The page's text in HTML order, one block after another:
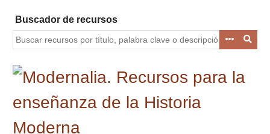
contenido
principal
Buscador de recursos